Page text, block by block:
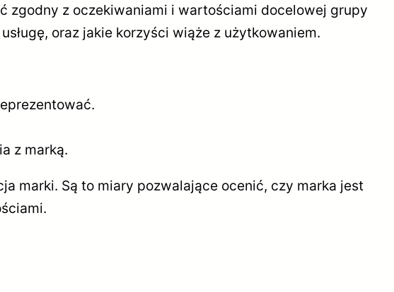
zgodny z oczekiwaniami i wartościami docelowej grupy
oraz jakie korzyści wiąże z użytkowaniem.
z marką.
marki. Są to miary pozwalające ocenić, czy marka jest